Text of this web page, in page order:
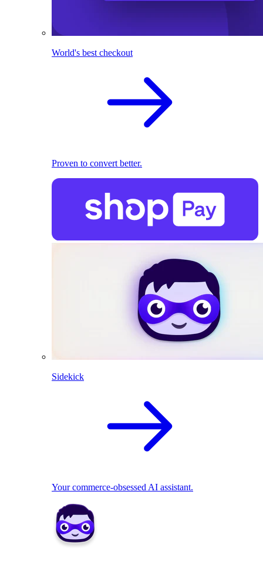
World's best checkout
Proven to convert better.
Sidekick
Your commerce-obsessed AI assistant.